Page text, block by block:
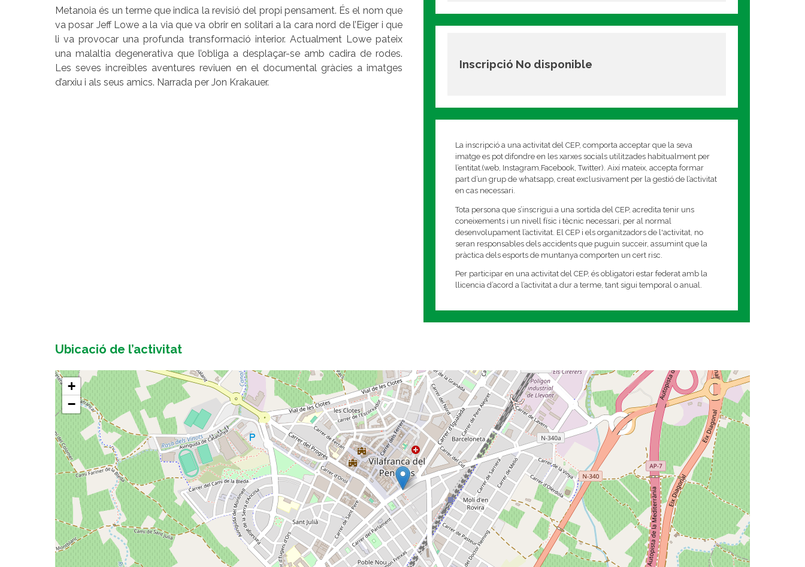
Metanoia és un terme que indica la revisió del propi pensament. És el nom que
va posar Jeff Lowe a la via que va obrir en solitari a la cara nord de l’Eiger i que
li va provocar una profunda transformació interior. Actualment Lowe pateix
una malaltia degenerativa que l’obliga a desplaçar-se amb cadira de rodes.
Les seves increïbles aventures reviuen en el documental gràcies a imatges
d’arxiu i als seus amics. Narrada per Jon Krakauer.
Inscripció No disponible
La inscripció a una activitat del CEP, comporta acceptar que la seva
imatge es pot difondre en les xarxes socials utilitzades habitualment per
l’entitat.(web, Instagram,Facebook, Twitter). Així mateix, accepta formar
part d’un grup de whatsapp, creat exclusivament per la gestió de l’activitat
en cas necessari.
Tota persona que s’inscrigui a una sortida del CEP, acredita tenir uns
coneixements i un nivell físic i tècnic necessari, per al normal
desenvolupament l’activitat. El CEP i els organitzadors de l'activitat, no
seran responsables dels accidents que puguin succeir, assumint que la
pràctica dels esports de muntanya comporten un cert risc.
Per participar en una activitat del CEP, és obligatori estar federat amb la
llicencia d’acord a l’activitat a dur a terme, tant sigui temporal o anual.
Ubicació de l’activitat
+
−